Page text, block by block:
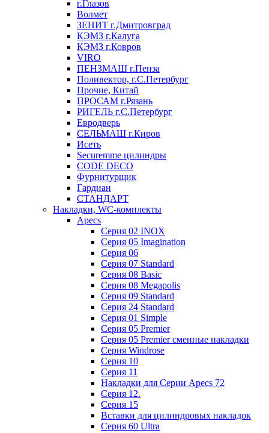
г.Глазов
Волмет
ЗЕНИТ г.Дмитровград
КЭМЗ г.Калуга
КЭМЗ г.Ковров
VIRO
ПЕНЗМАШ г.Пенза
Поливектор, г.С.Петербург
Прочие, Китай
ПРОСАМ г.Рязань
РИГЕЛЬ г.С.Петербург
Евродверь
СЕЛЬМАШ г.Киров
Исеть
Securemme цилиндры
CODE DECO
Фурнитурщик
Гардиан
СТАНДАРТ
Накладки, WC-комплекты
Apecs
Cерия 02 INOX
Cерия 05 Imagination
Cерия 06
Cерия 07 Standard
Cерия 08 Basic
Cерия 08 Megapolis
Cерия 09 Standard
Cерия 24 Standard
Серия 01 Simple
Серия 05 Premier
Серия 05 Premier сменные накладки
Cерия Windrose
Серия 10
Серия 11
Накладки для Серии Apecs 72
Серия 12.
Серия 15
Вставки для цилиндровых накладок
Серия 60 Ultra